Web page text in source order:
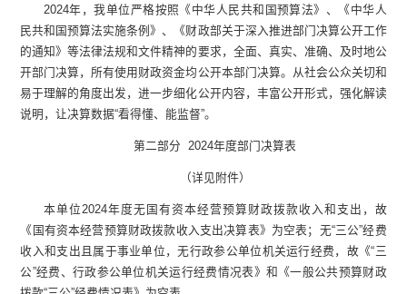
2024年，我单位严格按照《中华人民共和国预算法》、《中华人
民共和国预算法实施条例》、《财政部关于深入推进部门决算公开工作
的通知》等法律法规和文件精神的要求，全面、真实、准确、及时地公
开部门决算，所有使用财政资金均公开本部门决算。从社会公众关切和
易于理解的角度出发，进一步细化公开内容，丰富公开形式，强化解读
说明，让决算数据“看得懂、能监督”。
第二部分 2024年度部门决算表
（详见附件）
本单位2024年度无国有资本经营预算财政拨款收入和支出，故
《国有资本经营预算财政拨款收入支出决算表》为空表；无“三公”经费
收入和支出且属于事业单位，无行政参公单位机关运行经费，故《“三
公”经费、行政参公单位机关运行经费情况表》和《一般公共预算财政